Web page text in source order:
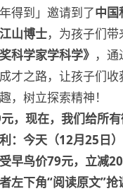
得到」邀请到了中国
山博士，为孩子们
科学家学科学》 ，
才之路，让孩子们收
，树立探索精神！
，现在，我们给所
：今天（12月25日
早鸟价79元，立减
左下角“阅读原文”抢